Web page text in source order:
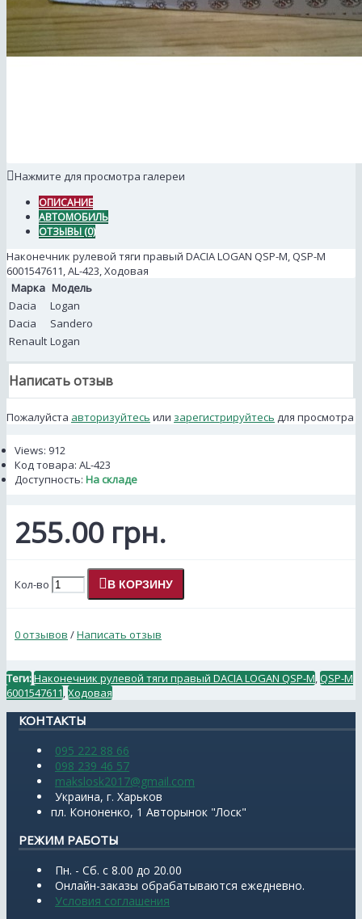
Нажмите для просмотра галереи
ОПИСАНИЕ
АВТОМОБИЛЬ
ОТЗЫВЫ (0)
Наконечник рулевой тяги правый DACIA LOGAN QSP-M, QSP-M
6001547611, AL-423, Ходовая
Марка Модель
Dacia
Logan
Dacia
Sandero
Renault Logan
Написать отзыв
Пожалуйста авторизуйтесь или зарегистрируйтесь для просмотра
Views: 912
Код товара: AL-423
Доступность: На складе
255.00 грн.
Кол-во В КОРЗИНУ
0 отзывов /Написать отзыв
Теги:Наконечник рулевой тяги правый DACIA LOGAN QSP-M QSP-M
6001547611 Ходовая
КОНТАКТЫ
095 222 88 66
098 239 46 57
makslosk2017@gmail.com
Украина, г. Харьков
пл. Кононенко, 1 Авторынок "Лоск"
РЕЖИМ РАБОТЫ
Пн. - Сб. с 8.00 до 20.00
Онлайн-заказы обрабатываются ежедневно.
Условия соглашения